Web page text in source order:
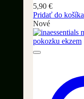
5,90 €
Pridať do košíka
Nové